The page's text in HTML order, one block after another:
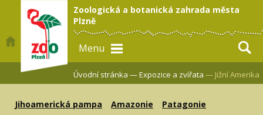
Zoologická a botanická zahrada města
Plzně
Menu
Úvodní stránka —Expozice a zvířata — Jižní Amerika
Jihoamerická pampa Amazonie
Patagonie